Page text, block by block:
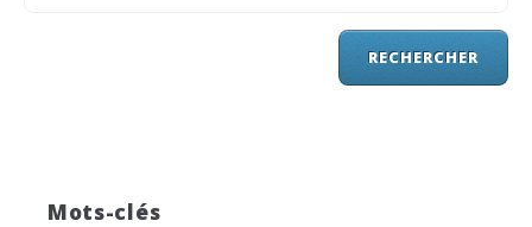
Mots-clés